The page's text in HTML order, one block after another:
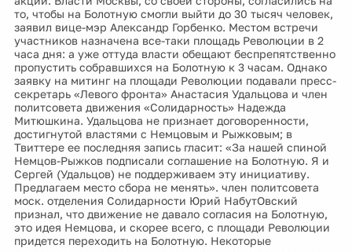
то, чтобы на Болотную смогли выйти до 30 тысяч человек,
заявил вице-мэр Александр Горбенко. Местом встречи
участников назначена все-таки площадь Революции в 2
часа дня: а уже оттуда власти обещают беспрепятственно
пропустить собравшихся на Болотную к 3 часам. Однако
заявку на митинг на площади Революции подавали пресс-
секретарь «Левого фронта» Анастасия Удальцова и член
политсовета движения «Солидарность» Надежда
Митюшкина. Удальцова не признает договоренности,
достигнутой властями с Немцовым и Рыжковым; в
Твиттере ее последняя запись гласит: «За нашей спиной
Немцов-Рыжков подписали соглашение на Болотную. Я и
Сергей (Удальцов) не поддерживаем эту инициативу.
Предлагаем место сбора не менять». член политсовета
моск. отделения Солидарности Юрий НабутОвский
признал, что движение не давало согласия на Болотную,
это идея Немцова, и скорее всего, с площади Революции
придется переходить на Болотную. Некоторые